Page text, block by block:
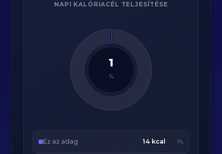
NAPI KALÓRIACÉL TELJESÍTÉSE
1
%
Ez az adag 14 kcal 1%